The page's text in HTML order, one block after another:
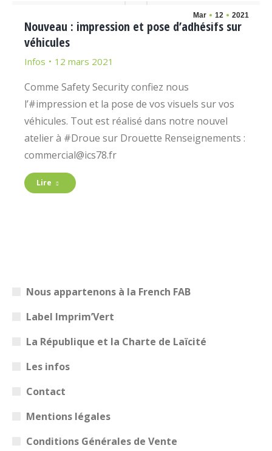
Mar 12 2021
Nouveau : impression et pose d’adhésifs sur
véhicules
Infos 12 mars 2021
Comme Safety Security confiez nous
l’#impression et la pose de vos visuels sur vos
véhicules. Tout est réalisé dans notre nouvel
atelier à #Droue sur Drouette Renseignements :
commercial@ics78.fr
Lire
Nous appartenons à la French FAB
Label Imprim’Vert
La République et la Charte de Laïcité
Les infos
Contact
Mentions légales
Conditions Générales de Vente